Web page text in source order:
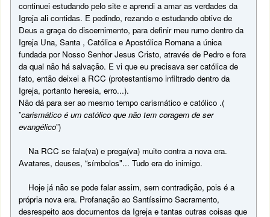
continuei estudando pelo site e aprendi a amar as verdades da
Igreja ali contidas. E pedindo, rezando e estudando obtive de
Deus a graça do discernimento, para definir meu rumo dentro da
Igreja Una, Santa , Católica e Apostólica Romana a única
fundada por Nosso Senhor Jesus Cristo, através de Pedro e fora
da qual não há salvação. E vi que eu precisava ser católica de
fato, então deixei a RCC (protestantismo infiltrado dentro da
Igreja, portanto heresia, erro...).
Não dá para ser ao mesmo tempo carismático e católico .(
”carismático é um católico que não tem coragem de ser
evangélico”)
Na RCC se fala(va) e prega(va) muito contra a nova era.
Avatares, deuses, “símbolos"... Tudo era do inimigo.
Hoje já não se pode falar assim, sem contradição, pois é a
própria nova era. Profanação ao Santíssimo Sacramento,
desrespeito aos documentos da Igreja e tantas outras coisas que